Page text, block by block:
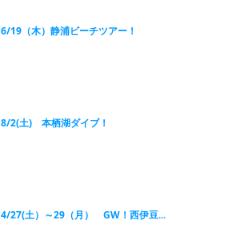
6/19（木）静浦ビーチツアー！
8/2(土) 本栖湖ダイブ！
4/27(土）～29（月） GW！西伊豆...